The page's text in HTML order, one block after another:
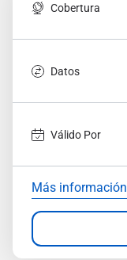
Cobertura
Datos
Válido Por
Más información